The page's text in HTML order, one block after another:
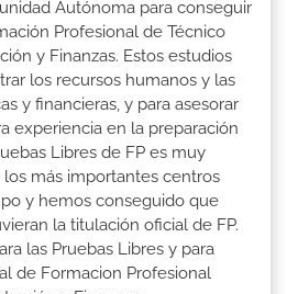
Autónoma para conseguir
Profesional de Técnico
y Finanzas. Estos estudios
los recursos humanos y las
y financieras, y para asesorar
experiencia en la preparación
Libres de FP es muy
más importantes centros
y hemos conseguido que
la titulación oficial de FP.
las Pruebas Libres y para
de Formacion Profesional